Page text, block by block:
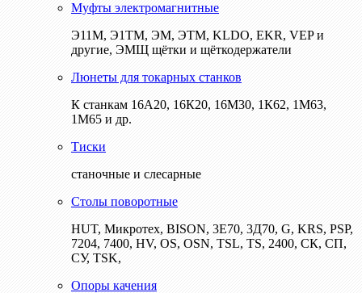
Муфты электромагнитные
Э11М, Э1ТМ, ЭМ, ЭТМ, KLDO, EKR, VEP и
другие, ЭМЩ щётки и щёткодержатели
Люнеты для токарных станков
К станкам 16А20, 16К20, 16М30, 1К62, 1М63,
1М65 и др.
Тиски
станочные и слесарные
Столы поворотные
HUT, Микротех, BISON, 3Е70, 3Д70, G, KRS, PSP,
7204, 7400, HV, OS, OSN, TSL, TS, 2400, СК, СП,
СУ, TSK,
Опоры качения